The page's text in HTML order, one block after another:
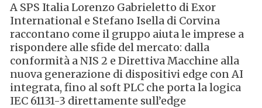
A SPS Italia Lorenzo Gabrieletto di Exor
International e Stefano Isella di Corvina
raccontano come il gruppo aiuta le imprese a
rispondere alle sfide del mercato: dalla
conformità a NIS 2 e Direttiva Macchine alla
nuova generazione di dispositivi edge con AI
integrata, fino al soft PLC che porta la logica
IEC 61131-3 direttamente sull’edge